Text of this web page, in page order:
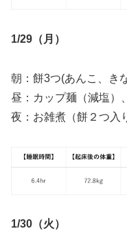
1/29（月）
朝：餅3つ(あんこ、き
昼：カップ麺（減塩）
夜：お雑煮（餅２つ入
1/30（火）